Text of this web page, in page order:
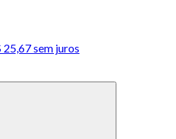
25,67sem juros